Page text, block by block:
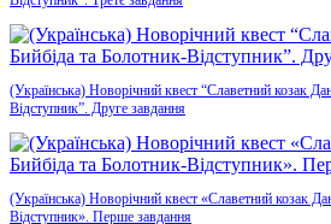
(Українська) Новорічний квест “Славетний козак
Відступник”. Друге завдання
(Українська) Новорічний квест «Славетний козак
Відступник». Перше завдання